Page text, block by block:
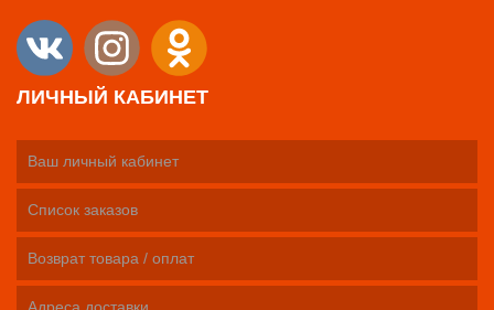
ЛИЧНЫЙ КАБИНЕТ
Ваш личный кабинет
Список заказов
Возврат товара / оплат